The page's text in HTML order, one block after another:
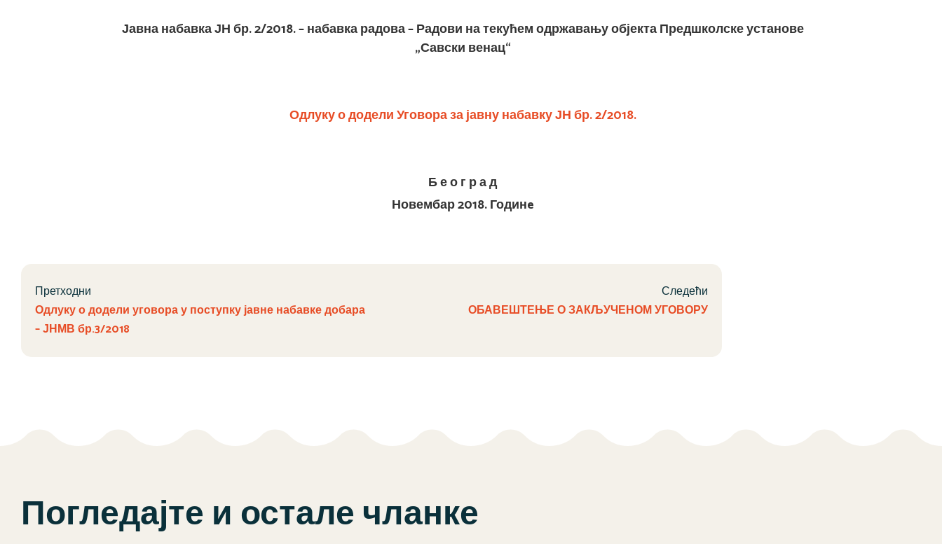
Јавна набавка ЈН бр. 2/2018. – набавка радова – Радови на текућем одржавању објекта Предшколске установе
„Савски венац“
Одлуку о додели Уговора зајавну набавку ЈН бр. 2/2018.
Б е о г р а д
Новембар 2018. Годинe
Претходни
Одлуку о додели уговора у поступку јавне набавке добара
– ЈНМВ бр.3/2018
Следећи
ОБАВЕШТЕЊЕ О ЗАКЉУЧЕНОМ УГОВОРУ
Погледајте и остале чланке